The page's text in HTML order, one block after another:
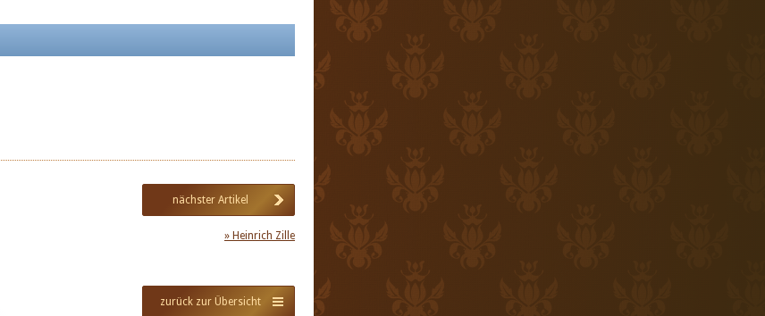
nächster Artikel
» Heinrich Zille
zurück zur Übersicht